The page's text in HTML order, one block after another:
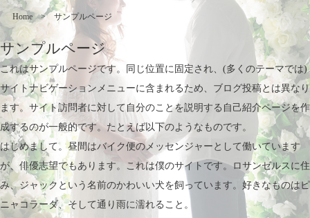
Home サンプルページ
サンプルページ
これはサンプルページです。同じ位置に固定され、(多くのテーマでは)
サイトナビゲーションメニューに含まれるため、ブログ投稿とは異なり
ます。サイト訪問者に対して自分のことを説明する自己紹介ページを作
成するのが一般的です。たとえば以下のようなものです。
はじめまして。昼間はバイク便のメッセンジャーとして働いています
が、俳優志望でもあります。これは僕のサイトです。ロサンゼルスに住
み、ジャックという名前のかわいい犬を飼っています。好きなものはピ
ニャコラーダ、そして通り雨に濡れること。